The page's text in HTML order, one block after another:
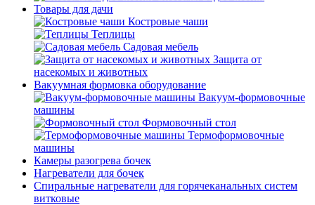
Товары для дачи
Костровые чаши
Теплицы
Садовая мебель
Защита от
насекомых и животных
Вакуумная формовка оборудование
Вакуум-формовочные
машины
Формовочный стол
Термоформовочные
машины
Камеры разогрева бочек
Нагреватели для бочек
Спиральные нагреватели для горячеканальных систем
витковые